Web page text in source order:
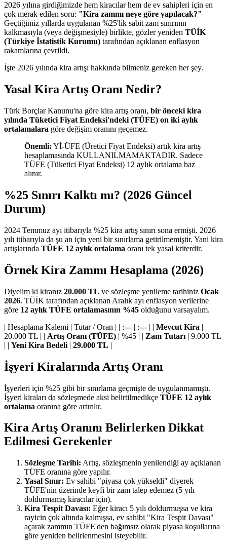
2026 yılına girdiğimizde hem kiracılar hem de ev sahipleri için en
çok merak edilen soru: "Kira zammı neye göre yapılacak?"
Geçtiğimiz yıllarda uygulanan %25'lik sabit zam sınırının
kalkmasıyla (veya değişmesiyle) birlikte, gözler yeniden TÜİK
(Türkiye İstatistik Kurumu) tarafından açıklanan enflasyon
rakamlarına çevrildi.
İşte 2026 yılında kira artışı hakkında bilmeniz gereken her şey.
Yasal Kira Artış Oranı Nedir?
Türk Borçlar Kanunu'na göre kira artış oranı, bir önceki kira
yılında Tüketici Fiyat Endeksi'ndeki (TÜFE) on iki aylık
ortalamalara göre değişim oranını geçemez.
Önemli: Yİ-ÜFE (Üretici Fiyat Endeksi) artık kira artış
hesaplamasında KULLANILMAMAKTADIR. Sadece
TÜFE (Tüketici Fiyat Endeksi) 12 aylık ortalama baz
alınır.
%25 Sınırı Kalktı mı? (2026 Güncel
Durum)
2024 Temmuz ayı itibarıyla %25 kira artış sınırı sona ermişti. 2026
yılı itibarıyla da şu an için yeni bir sınırlama getirilmemiştir. Yani kira
artışlarında TÜFE 12 aylık ortalama oranı tek yasal kriterdir.
Örnek Kira Zammı Hesaplama (2026)
Diyelim ki kiranız 20.000 TL ve sözleşme yenileme tarihiniz Ocak
2026. TÜİK tarafından açıklanan Aralık ayı enflasyon verilerine
göre 12 aylık TÜFE ortalamasının %45 olduğunu varsayalım.
| Hesaplama Kalemi | Tutar / Oran | | :--- | :--- | | Mevcut Kira |
20.000 TL | | Artış Oranı (TÜFE) | %45 | | Zam Tutarı | 9.000 TL
| | Yeni Kira Bedeli | 29.000 TL |
İşyeri Kiralarında Artış Oranı
İşyerleri için %25 gibi bir sınırlama geçmişte de uygulanmamıştı.
İşyeri kiraları da sözleşmede aksi belirtilmedikçe TÜFE 12 aylık
ortalama oranına göre artırılır.
Kira Artış Oranını Belirlerken Dikkat
Edilmesi Gerekenler
Sözleşme Tarihi: Artış, sözleşmenin yenilendiği ay açıklanan
TÜFE oranına göre yapılır.
Yasal Sınır: Ev sahibi "piyasa çok yükseldi" diyerek
TÜFE'nin üzerinde keyfi bir zam talep edemez (5 yılı
doldurmamış kiracılar için).
Kira Tespit Davası: Eğer kiracı 5 yılı doldurmuşsa ve kira
rayicin çok altında kalmışsa, ev sahibi "Kira Tespit Davası"
açarak zammın TÜFE'den bağımsız olarak piyasa koşullarına
göre yeniden belirlenmesini isteyebilir.